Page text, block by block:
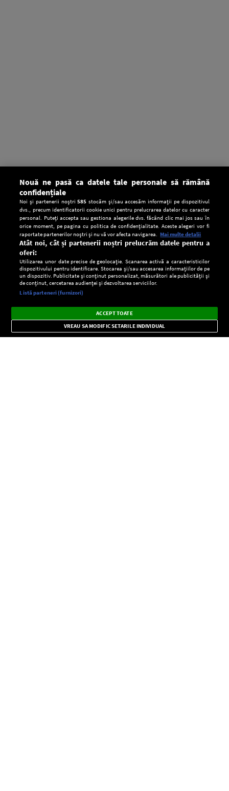
CONFIDENŢIALITATE
Setări:
Dark
Mode
Radio live, podcasturi, știri și alerte
importante.
×
Nouă ne pasă ca datele tale personale să rămână
confidențiale
Noi și partenerii noștri585 stocăm și/sau accesăm informații pe dispozitivul
dvs., precum identificatorii cookie unici pentru prelucrarea datelor cu caracter
personal. Puteți accepta sau gestiona alegerile dvs. făcând clic mai jos sau în
orice moment, pe pagina cu politica de confidențialitate. Aceste alegeri vor fi
raportate partenerilor noștri și nu vă vor afecta navigarea. Mai multe detalii
Atât noi, cât și partenerii noștri prelucrăm datele pentru a
oferi:
Utilizarea unor date precise de geolocație. Scanarea activă a caracteristicilor
dispozitivului pentru identificare. Stocarea și/sau accesarea informațiilor de pe
un dispozitiv. Publicitate și conținut personalizat, măsurători ale publicității și
de conținut, cercetarea audienței și dezvoltarea serviciilor.
Listă parteneri (furnizori)
ACCEPT TOATE
VREAU SA MODIFIC SETARILE INDIVIDUAL